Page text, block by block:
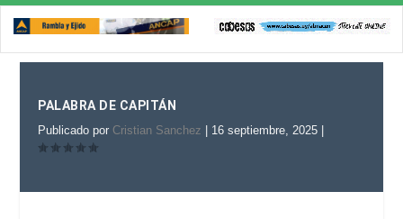
PALABRA DE CAPITÁN
Publicado por Cristian Sanchez 16 septiembre, 2025